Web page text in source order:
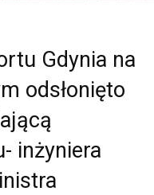
Gdynia na
odsłonięto
inżyniera